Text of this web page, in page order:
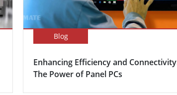
Blog
Enhancing Efficiency and
The Power of Panel PCs